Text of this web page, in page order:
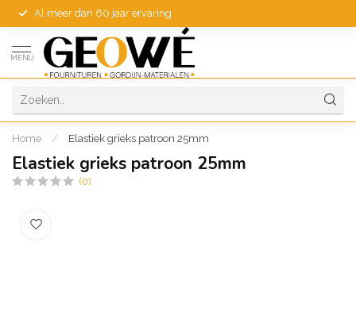
Al meer dan 60 jaar ervaring
MENU
Home / Elastiek grieks patroon 25mm
Elastiek grieks patroon 25mm
(0)